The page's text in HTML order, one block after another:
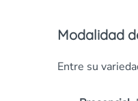
Modalidad
Entre su